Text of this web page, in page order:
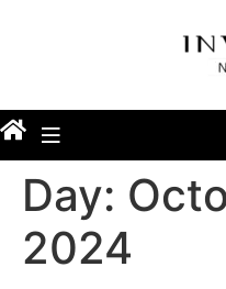
Day:
2024